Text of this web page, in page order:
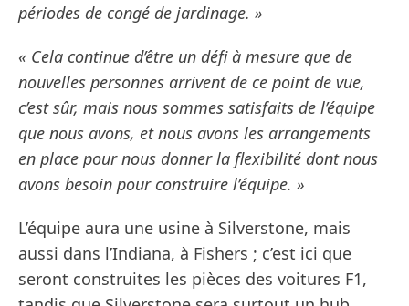
périodes de congé de jardinage. »
« Cela continue d’être un défi à mesure que de
nouvelles personnes arrivent de ce point de vue,
c’est sûr, mais nous sommes satisfaits de l’équipe
que nous avons, et nous avons les arrangements
en place pour nous donner la flexibilité dont nous
avons besoin pour construire l’équipe. »
L’équipe aura une usine à Silverstone, mais
aussi dans l’Indiana, à Fishers ; c’est ici que
seront construites les pièces des voitures F1,